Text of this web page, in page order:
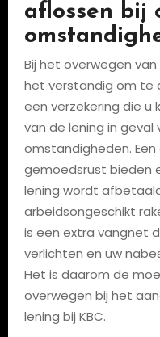
aflossen bij
Bij het overwegen van
het verstandig om te
een verzekering die u
van de lening in geval
omstandigheden. Een
gemoedsrust bieden
lening wordt
arbeidsongeschikt
is een extra vangnet
verlichten en uw
Het is daarom de
overwegen bij het
lening bij KBC.